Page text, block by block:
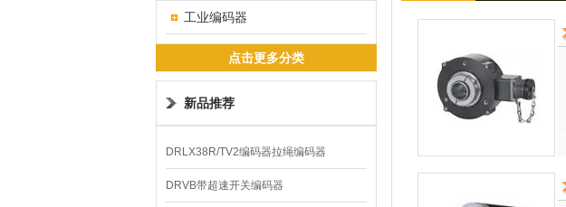
工业编码器
点击更多分类
新品推荐
DRLX38R/TV2编码器拉绳编码器
DRVB带超速开关编码器